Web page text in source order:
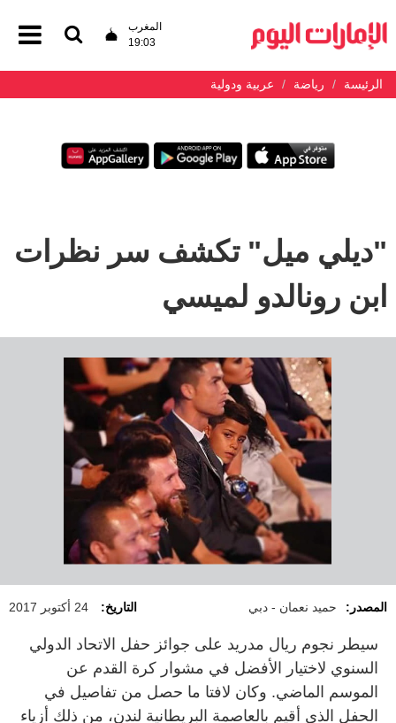
المغرب
19:03
الرئيسة رياضة عربية ودولية
"ديلي ميل" تكشف سر نظرات
ابن رونالدو لميسي
المصدر: حميد نعمان - دبي التاريخ: 24 أكتوبر 2017
سيطر نجوم ريال مدريد على جوائز حفل الاتحاد الدولي
السنوي لاختيار الأفضل في مشوار كرة القدم عن
الموسم الماضي. وكان لافتا ما حصل من تفاصيل في
الحفل الذي أقيم بالعاصمة البريطانية لندن، من ذلك أزياء